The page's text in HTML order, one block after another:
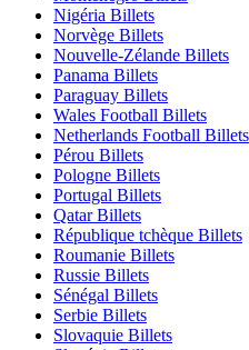
Nigéria Billets
Norvège Billets
Nouvelle-Zélande Billets
Panama Billets
Paraguay Billets
Wales Football Billets
Netherlands Football Billets
Pérou Billets
Pologne Billets
Portugal Billets
Qatar Billets
République tchèque Billets
Roumanie Billets
Russie Billets
Sénégal Billets
Serbie Billets
Slovaquie Billets